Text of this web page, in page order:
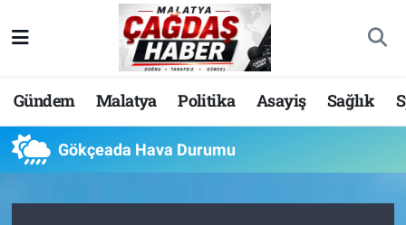
Gündem Malatya Politika Asayiş Sağlık
Gökçeada Hava Durumu
Nöbetçi Eczaneler
Hava Durumu
Malatya Namaz Vakitleri
Trafik Durumu